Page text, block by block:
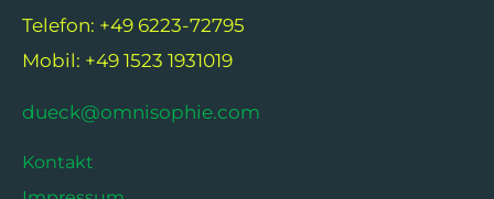
Telefon: +49 6223-72795
Mobil: +49 1523 1931019
dueck@omnisophie.com
Kontakt